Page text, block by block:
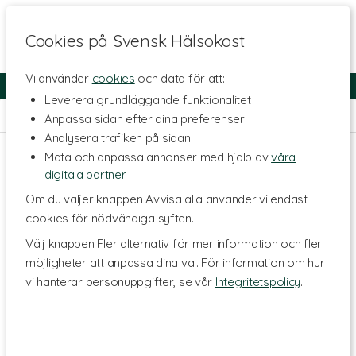
Cookies på Svensk Hälsokost
Vi använder cookies och data för att:
Leverera grundläggande funktionalitet
Anpassa sidan efter dina preferenser
Analysera trafiken på sidan
Mäta och anpassa annonser med hjälp avvåra
digitala partner
Om du väljer knappen Avvisa alla använder vi endast
cookies för nödvändiga syften.
Välj knappen Fler alternativ för mer information och fler
möjligheter att anpassa dina val. För information om hur
vi hanterar personuppgifter, se vår Integritetspolicy.
Fri frakt Snabb leverans
Hem > Livsstil & Träning > Böcker